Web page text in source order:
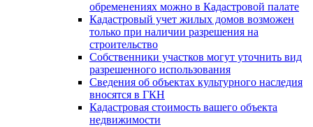
обременениях можно в Кадастровой палате
Кадастровый учет жилых домов возможен
только при наличии разрешения на
строительство
Собственники участков могут уточнить вид
разрешенного использования
Сведения об объектах культурного наследия
вносятся в ГКН
Кадастровая стоимость вашего объекта
недвижимости